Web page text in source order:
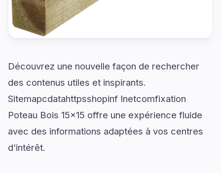
Découvrez une nouvelle façon de rechercher
des contenus utiles et inspirants.
Sitemapcdatahttpsshopinf Inetcomfixation
Poteau Bois 15x15 offre une expérience fluide
avec des informations adaptées à vos centres
d’intérêt.